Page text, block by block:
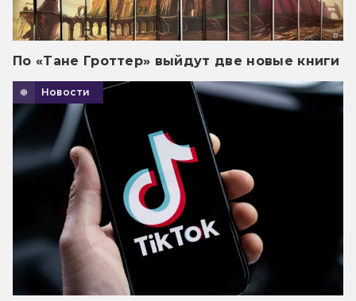
По «Тане Гроттер» выйдут две новые книги
Новости